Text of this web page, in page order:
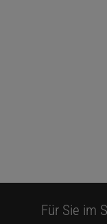
Für Sie im